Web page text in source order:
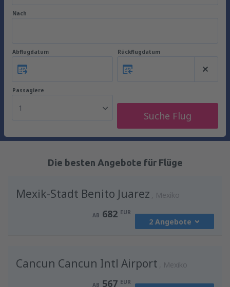
Nach
Abflugdatum Rückflugdatum
Passagiere
1
Suche Flug
Die besten Angebote für Flüge
Mexik-Stadt Benito Juarez Mexiko
AB 682 EUR
2 Angebote
Brandt (BER)
Cancun Cancun Intl Airport Mexiko
AB 567 EUR